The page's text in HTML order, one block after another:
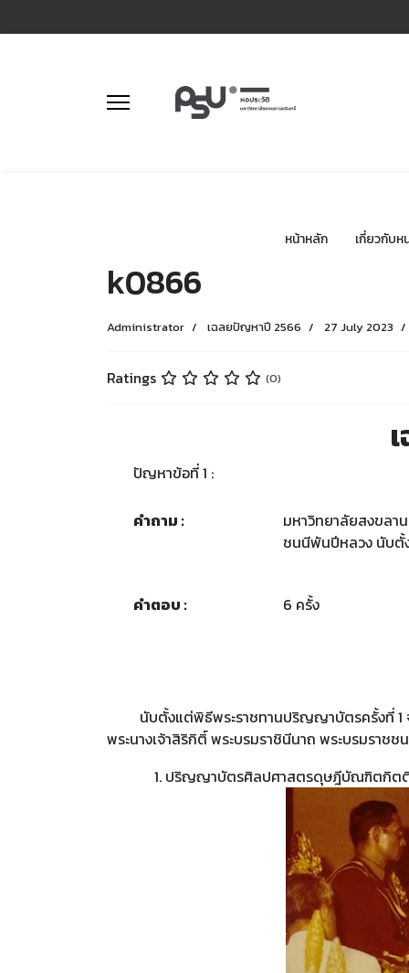
หน้าหลัก เกี่ยวกับห
k0866
Administrator เฉลยปัญหาปี 2566 27 July 2023
Ratings (0)
ปัญหาข้อที่ 1 :
คำถาม :
มหาวิทยาลัยสงขลา
ชนนีพันปีหลวง นับตั้
คำตอบ : 6 ครั้ง
นับตั้งแต่พิธีพระราชทานปริญญาบัตรครั้งที่
พระนางเจ้าสิริกิติ์ พระบรมราชินีนาถ พระบรมรา
1. ปริญญาบัตรศิลปศาสตรดุษฎีบัณฑิตกิตติม